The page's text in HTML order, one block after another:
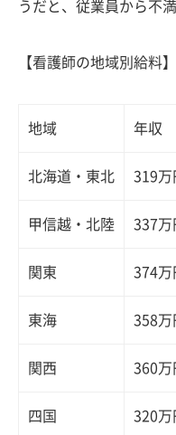
うだと、従業員から不
【看護師の地域別給料】
地域 年収
北海道・東北 319万
甲信越・北陸 337万
関東 374万
東海 358万
関西 360万
四国 320万